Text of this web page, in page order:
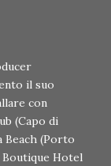
il suo
con
(Capo di
Beach (Porto
Boutique Hotel